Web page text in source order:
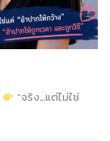
“จริง…แต่ไม่ใช่